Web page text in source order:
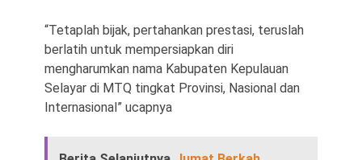
“Tetaplah bijak, pertahankan prestasi, teruslah
berlatih untuk mempersiapkan diri
mengharumkan nama Kabupaten Kepulauan
Selayar di MTQ tingkat Provinsi, Nasional dan
Internasional” ucapnya